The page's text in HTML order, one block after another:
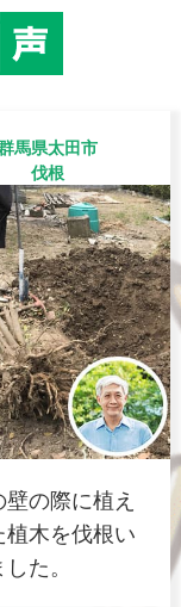
馬県太田市
伐根
の際に植え
植木を伐根い
た。